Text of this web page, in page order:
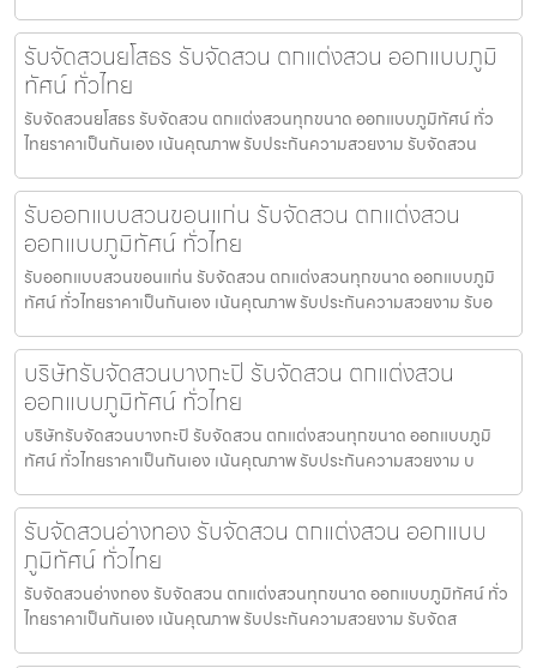
รับจัดสวนยโสธร รับจัดสวน ตกแต่งสวน ออกแบบภูมิ
ทัศน์ ทั่วไทย
รับจัดสวนยโสธร รับจัดสวน ตกแต่งสวนทุกขนาด ออกแบบภูมิทัศน์ ทั่ว
ไทยราคาเป็นกันเอง เน้นคุณภาพ รับประกันความสวยงาม รับจัดสวน
รับออกแบบสวนขอนแก่น รับจัดสวน ตกแต่งสวน
ออกแบบภูมิทัศน์ ทั่วไทย
รับออกแบบสวนขอนแก่น รับจัดสวน ตกแต่งสวนทุกขนาด ออกแบบภูมิ
ทัศน์ ทั่วไทยราคาเป็นกันเอง เน้นคุณภาพ รับประกันความสวยงาม รับอ
บริษัทรับจัดสวนบางกะปิ รับจัดสวน ตกแต่งสวน
ออกแบบภูมิทัศน์ ทั่วไทย
บริษัทรับจัดสวนบางกะปิ รับจัดสวน ตกแต่งสวนทุกขนาด ออกแบบภูมิ
ทัศน์ ทั่วไทยราคาเป็นกันเอง เน้นคุณภาพ รับประกันความสวยงาม บ
รับจัดสวนอ่างทอง รับจัดสวน ตกแต่งสวน ออกแบบ
ภูมิทัศน์ ทั่วไทย
รับจัดสวนอ่างทอง รับจัดสวน ตกแต่งสวนทุกขนาด ออกแบบภูมิทัศน์ ทั่ว
ไทยราคาเป็นกันเอง เน้นคุณภาพ รับประกันความสวยงาม รับจัดส